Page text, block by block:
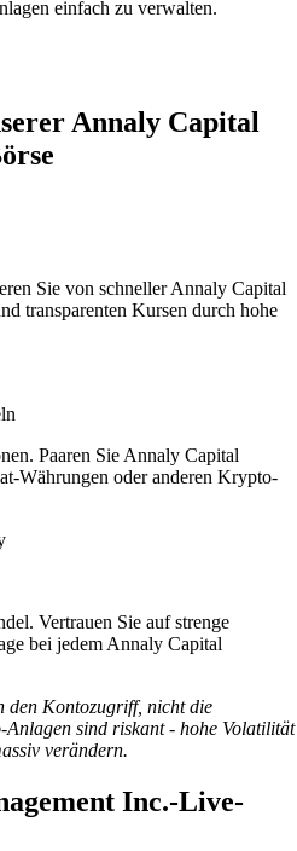
einfach zu verwalten.
Annaly Capital
Sie von schneller Annaly Capital
transparenten Kursen durch hohe
Paaren Sie Annaly Capital
Währungen oder anderen Krypto-
Vertrauen Sie auf strenge
bei jedem Annaly Capital
den Kontozugriff, nicht die
Anlagen sind riskant - hohe Volatilität
verändern.
Inc.-Live-